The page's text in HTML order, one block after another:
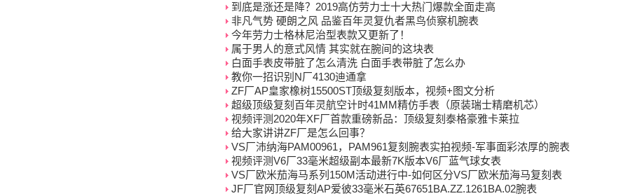
到底是涨还是降？2019高仿劳力士十大热门爆款全面走高
非凡气势 硬朗之风 品鉴百年灵复仇者黑鸟侦察机腕表
今年劳力士格林尼治型表款又更新了！
属于男人的意式风情 其实就在腕间的这块表
白面手表皮带脏了怎么清洗 白面手表带脏了怎么办
教你一招识别N厂4130迪通拿
ZF厂AP皇家橡树15500ST顶级复刻版本，视频+图文分析
超级顶级复刻百年灵航空计时41MM精仿手表（原装瑞士精磨机芯）
视频评测2020年XF厂首款重磅新品：顶级复刻泰格豪雅卡莱拉
给大家讲讲ZF厂是怎么回事？
VS厂沛纳海PAM00961，PAM961复刻腕表实拍视频-军事面彩浓厚的腕表
视频评测V6厂33毫米超级副本最新7K版本V6厂蓝气球女表
VS厂欧米茄海马系列150M活动进行中-如何区分VS厂欧米茄海马复刻表
JF厂官网顶级复刻AP爱彼33毫米石英67651BA.ZZ.1261BA.02腕表